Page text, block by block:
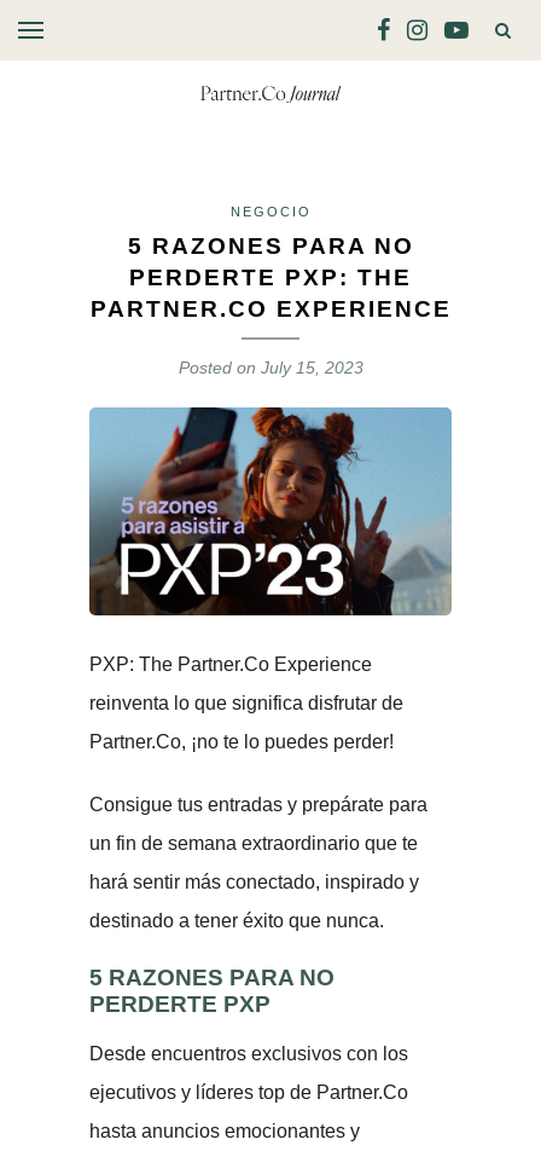
NEGOCIO
5 RAZONES PARA NO
PERDERTE PXP: THE
PARTNER.CO EXPERIENCE
Posted on July 15, 2023
PXP: The Partner.Co Experience
reinventa lo que significa disfrutar de
Partner.Co, ¡no te lo puedes perder!
Consigue tus entradas y prepárate para
un fin de semana extraordinario que te
hará sentir más conectado, inspirado y
destinado a tener éxito que nunca.
5 RAZONES PARA NO
PERDERTE PXP
Desde encuentros exclusivos con los
ejecutivos y líderes top de Partner.Co
hasta anuncios emocionantes y